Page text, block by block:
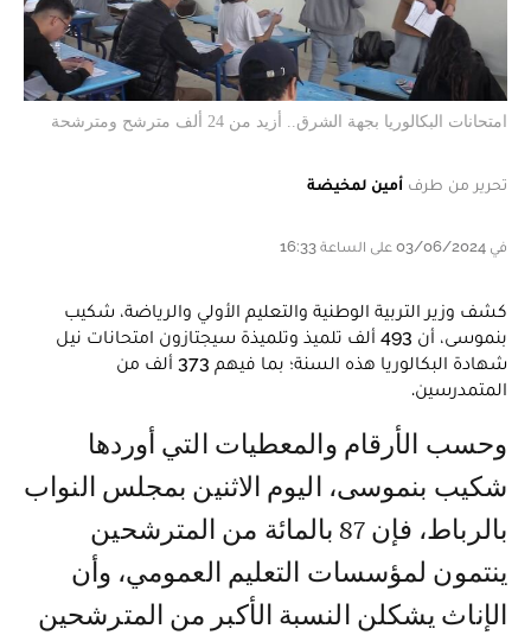
امتحانات البكالوريا بجهة الشرق.. أزيد من 24 ألف مترشح ومترشحة
تحرير من طرف أمين لمخيضة
في 03/06/2024 على الساعة 16:33
كشف وزير التربية الوطنية والتعليم الأولي والرياضة، شكيب
بنموسى، أن 493 ألف تلميذ وتلميذة سيجتازون امتحانات نيل
شهادة البكالوريا هذه السنة؛ بما فيهم 373 ألف من
المتمدرسين.
وحسب الأرقام والمعطيات التي أوردها
شكيب بنموسى، اليوم الاثنين بمجلس النواب
بالرباط، فإن 87 بالمائة من المترشحين
ينتمون لمؤسسات التعليم العمومي، وأن
الإناث يشكلن النسبة الأكبر من المترشحين